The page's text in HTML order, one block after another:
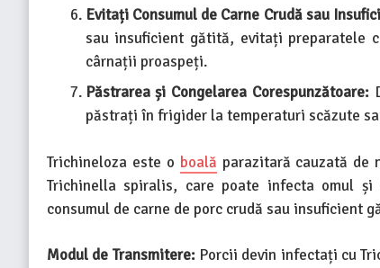
Evitați Consumul de Carne Crudă sau
sau insuficient gătită, evitați preparatele
cârnații proaspeți.
Păstrarea și Congelarea Corespunzătoare:
păstrați în frigider la temperaturi scăzute
Trichineloza este o boală parazitară cauzată de
Trichinella spiralis, care poate infecta omul
consumul de carne de porc crudă sau insuficient
Modul de Transmitere:Porcii devin infectați cu